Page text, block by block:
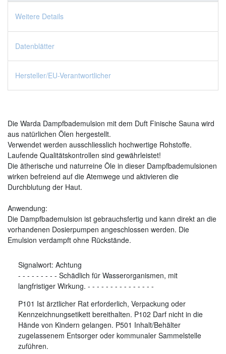
Weitere Details
Datenblätter
Hersteller/EU-Verantwortlicher
Die Warda Dampfbademulsion mit dem Duft Finische Sauna wird
aus natürlichen Ölen hergestellt.
Verwendet werden ausschliesslich hochwertige Rohstoffe.
Laufende Qualitätskontrollen sind gewährleistet!
Die ätherische und naturreine Öle in dieser Dampfbademulsionen
wirken befreiend auf die Atemwege und aktivieren die
Durchblutung der Haut.
Anwendung:
Die Dampfbademulsion ist gebrauchsfertig und kann direkt an die
vorhandenen Dosierpumpen angeschlossen werden. Die
Emulsion verdampft ohne Rückstände.
Signalwort: Achtung
- - - - - - - - - Schädlich für Wasserorganismen, mit
langfristiger Wirkung. - - - - - - - - - - - - - - -
P101 Ist ärztlicher Rat erforderlich, Verpackung oder
Kennzeichnungsetikett bereithalten. P102 Darf nicht in die
Hände von Kindern gelangen. P501 Inhalt/Behälter
zugelassenem Entsorger oder kommunaler Sammelstelle
zuführen.